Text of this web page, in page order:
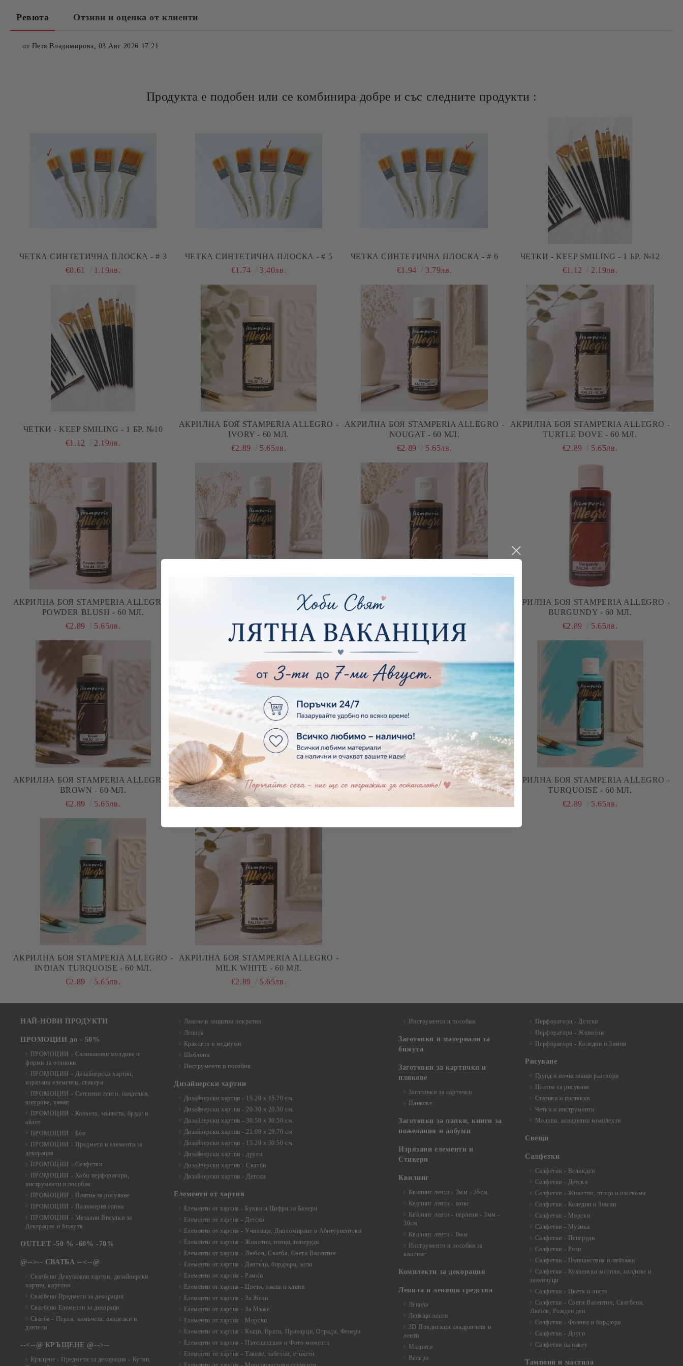
Ревюта Отзиви и оценка от клиенти
от Петя Владимирова, 03 Авг 2026 17:21
Продукта е подобен или се комбинира добре и със следните продукти :
ЧЕТКА СИНТЕТИЧНА ПЛОСКА - # 3
€0.61
1.19лв.
ЧЕТКА СИНТЕТИЧНА ПЛОСКА - # 5
€1.74
3.40лв.
ЧЕТКА СИНТЕТИЧНА ПЛОСКА - # 6
€1.94
3.79лв.
ЧЕТКИ - KEEP SMILING - 1 БР. №12
€1.12
2.19лв.
ЧЕТКИ - KEEP SMILING - 1 БР. №10
€1.12
2.19лв.
АКРИЛНА БОЯ STAMPERIA ALLEGRO -
IVORY - 60 МЛ.
€2.89
5.65лв.
АКРИЛНА БОЯ STAMPERIA ALLEGRO -
NOUGAT - 60 МЛ.
€2.89
5.65лв.
АКРИЛНА БОЯ STAMPERIA ALLEGRO -
TURTLE DOVE - 60 МЛ.
€2.89
5.65лв.
АКРИЛНА БОЯ STAMPERIA ALLEGRO -
POWDER BLUSH - 60 МЛ.
€2.89
5.65лв.
АКРИЛНА БОЯ STAMPERIA ALLEGRO -
EARTH BROWN - 60 МЛ.
€2.89
5.65лв.
АКРИЛНА БОЯ STAMPERIA ALLEGRO -
€2.89
5.65лв.
АКРИЛНА БОЯ STAMPERIA ALLEGRO -
BURGUNDY - 60 МЛ.
€2.89
5.65лв.
АКРИЛНА БОЯ STAMPERIA ALLEGRO -
BROWN - 60 МЛ.
€2.89
5.65лв.
АКРИЛНА БОЯ STAMPERIA ALLEGRO -
ORANGE - 60 МЛ.
€2.89
5.65лв.
АКРИЛНА БОЯ STAMPERIA ALLEGRO -
BRICK RED - 60 МЛ.
АКРИЛНА БОЯ STAMPERIA ALLEGRO -
TURQUOISE - 60 МЛ.
€2.89
5.65лв.
АКРИЛНА БОЯ STAMPERIA ALLEGRO -
INDIAN TURQUOISE - 60 МЛ.
€2.89
5.65лв.
АКРИЛНА БОЯ STAMPERIA ALLEGRO -
MILK WHITE - 60 МЛ.
€2.89
5.65лв.
НАЙ-НОВИ ПРОДУКТИ
ПРОМОЦИИ до - 50%
ПРОМОЦИИ - Силиконови молдове и
форми за отливки
ПРОМОЦИИ - Дизайнерски хартии,
изрязани елементи, стикери
ПРОМОЦИИ - Сатенени ленти, панделки,
шнурове, канап
ПРОМОЦИИ - Копчета, мъниста, брадс и
айлет
ПРОМОЦИИ - Бои
ПРОМОЦИИ - Предмети и елементи за
декорация
ПРОМОЦИИ - Салфетки
ПРОМОЦИИ - Хоби перфоратори,
инструменти и пособия
ПРОМОЦИИ - Платна за рисуване
ПРОМОЦИИ - Полимерна глина
ПРОМОЦИИ - Метални Висулки за
Декорация и Бижута
OUTLET -50 % -60% -70%
@-->-- СВАТБА --<--@
Сватбени Декупажни хартии, дизайнерски
хартии, картони
Сватбени Предмети за декорация
Сватбени Елементи за декораци
Сватба - Перли, камъчета, панделки и
дантели
--<--@ КРЪЩЕНЕ @-->--
Кръщене - Предмети за декорация - Кутии,
Лакове и защитни покрития
Лепила
Краклета и медиуми
Шаблони
Инструменти и пособия
Дизайнерски хартии
Дизайнерски хартии - 15.20 х 15.20 см.
Дизайнерски хартии - 20.30 х 20.30 см.
Дизайнерски хартии - 30.50 х 30.50 см.
Дизайнерски хартии - 21,00 х 29,70 см
Дизайнерски хартии - 15.20 x 30.50 см.
Дизайнерски хартии - други
Дизайнерски хартии - Сватби
Дизайнерски хартии - Детски
Елементи от хартия
Елементи от хартия - Букви и Цифри за Банери
Елементи от хартия - Детски
Елементи от хартия - Училище, Дипломиране и Абитуриентски
Елементи от хартия - Животни, птици, пеперуди
Елементи от хартия - Любов, Сватба, Свети Валентин
Елементи от хартия - Дантели, бордюри, ъгли
Елементи от хартия - Рамки
Елементи от хартия - Цветя, листа и клони
Елементи от хартия - За Жени
Елементи от хартия - За Мъже
Елементи от хартия - Морски
Елементи от хартия - Къщи, Врати, Прозорци, Огради, Фенери
Елементи от хартия - Пътешествия и Фото моменти
Елементи то хартия - Такове, табелки, етикети
Инструменти и пособия
Заготовки и материали за
бижута
Заготовки за картички и
пликове
Заготовки за картички
Пликове
Заготовки за папки, книги за
пожелания и албуми
Изрязани елементи и
Стикери
Квилинг
Квилинг ленти - 3мм - 35см.
Квилинг ленти - микс
Квилинг ленти - перлени - 3мм -
30см.
Квилинг ленти - 8мм
Инструменти и пособия за
квилинг
Комплекти за декорация
Лепила и лепящи средства
Лепила
Лепящи ленти
3D Повдигащи квадратчета и
ленти
Магнити
Велкро
Перфоратори - Детски
Перфоратори - Животни
Перфоратори - Коледни и Зимни
Рисуване
Грунд и почистващи разтвори
Платна за рисуване
Стативи и поставки
Четки и инструменти
Моливи, акварелни комплекти
Свещи
Салфетки
Салфетки - Великден
Салфетки - Детски
Салфетки - Животни, птици и насекоми
Салфетки - Коледни и Зимни
Салфетки - Морски
Салфетки - Музика
Салфетки - Пеперуди
Салфетки - Рози
Салфетки - Пътешествия и пейзажи
Салфетки - Кухненски мотиви, плодове и
зеленчуци
Салфетки - Цветя и листа
Салфетки - Свети Валентин, Сватбени,
Любов, Рожден ден
Салфетки - Фонове и бордюри
Салфетки - Други
Салфетки на пакет
Тампони и мастила